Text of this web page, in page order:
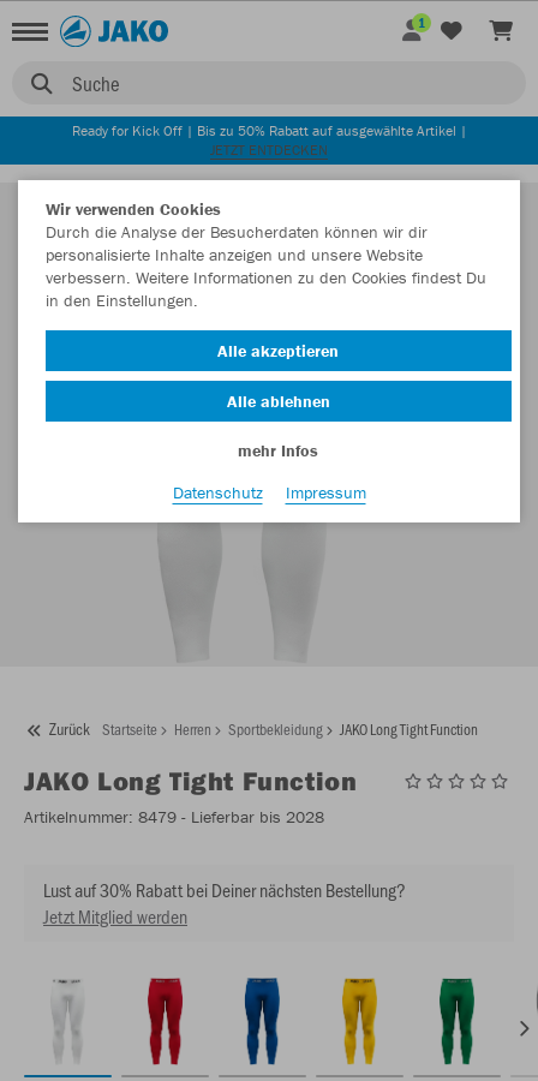
Suche
1
Ready for Kick Off | Bis zu 50% Rabatt auf ausgewählte Artikel |
JETZT ENTDECKEN
Zurück Startseite Herren Sportbekleidung JAKO Long Tight Function
JAKO Long Tight Function
Artikelnummer: 8479 - Lieferbar bis 2028
Lust auf 30% Rabatt bei Deiner nächsten Bestellung?
Jetzt Mitglied werden
Wir verwenden Cookies
Durch die Analyse der Besucherdaten können wir dir
personalisierte Inhalte anzeigen und unsere Website
verbessern. Weitere Informationen zu den Cookies findest Du
in den Einstellungen.
Alle akzeptieren
Alle ablehnen
mehr Infos
Datenschutz
Impressum